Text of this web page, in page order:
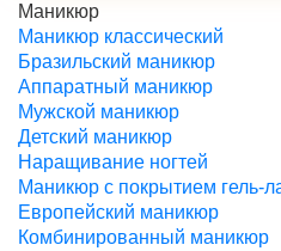
Маникюр
Маникюр классический
Бразильский маникюр
Аппаратный маникюр
Мужской маникюр
Детский маникюр
Наращивание ногтей
Маникюр с покрытием гель-
Европейский маникюр
Комбинированный маникюр